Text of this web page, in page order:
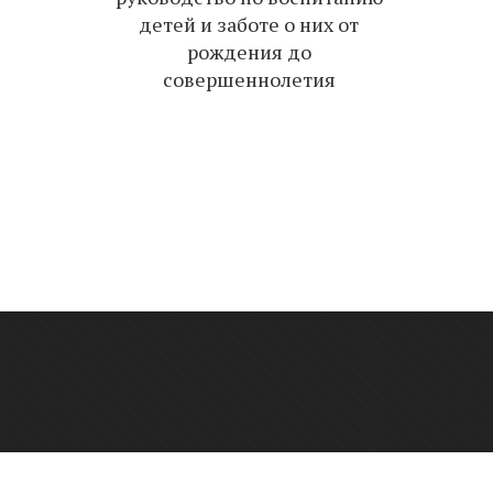
детей и заботе о них от
рождения до
совершеннолетия